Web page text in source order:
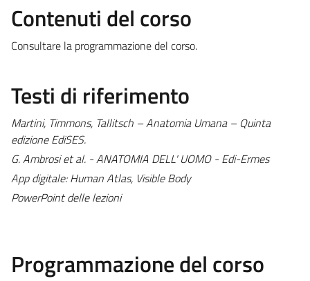
Contenuti del corso
Consultare la programmazione del corso.
Testi di riferimento
Martini, Timmons, Tallitsch – Anatomia Umana – Quinta
edizione EdiSES.
G. Ambrosi et al. - ANATOMIA DELL' UOMO - Edi-Ermes
App digitale: Human Atlas, Visible Body
PowerPoint delle lezioni
Programmazione del corso